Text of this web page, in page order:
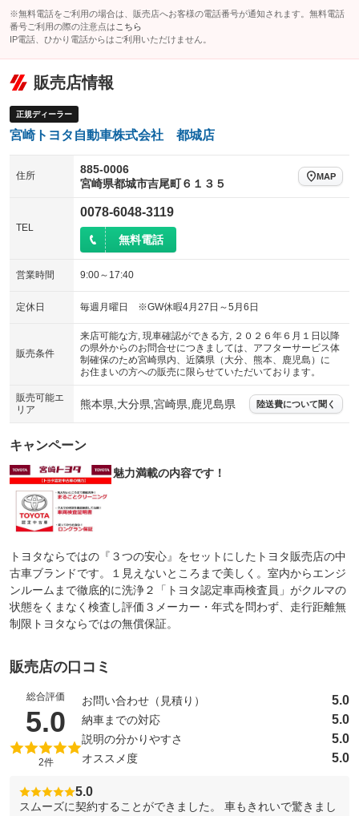
※無料電話をご利用の場合は、販売店へお客様の電話番号が通知されます。無料電話
番号ご利用の際の注意点は こちら
IP電話、ひかり電話からはご利用いただけません。
販売店情報
正規ディーラー
宮崎トヨタ自動車株式会社 都城店
住所
885-0006
宮崎県都城市吉尾町６１３５
MAP
TEL
0078-6048-3119
無料電話
営業時間 9:00～17:40
定休日 毎週月曜日 ※GW休暇4月27日～5月6日
販売条件
来店可能な方, 現車確認ができる方, ２０２６年６月１日以降
の県外からのお問合せにつきましては、アフターサービス体
制確保のため宮崎県内、近隣県（大分、熊本、鹿児島）に
お住まいの方への販売に限らせていただいております。
販売可能エ
リア
熊本県,大分県,宮崎県,鹿児島県 陸送費について聞く
キャンペーン
魅力満載の内容です！
トヨタならではの『３つの安心』をセットにしたトヨタ販売店の中
古車ブランドです。１見えないところまで美しく。室内からエンジ
ンルームまで徹底的に洗浄２「トヨタ認定車両検査員」がクルマの
状態をくまなく検査し評価３メーカー・年式を問わず、走行距離無
制限トヨタならではの無償保証。
販売店の口コミ
総合評価
5.0 （5点満点中）
2件
お問い合わせ（見積り） 5.0
納車までの対応 5.0
説明の分かりやすさ 5.0
オススメ度 5.0
5.0
スムーズに契約することができました。 車もきれいで驚きまし